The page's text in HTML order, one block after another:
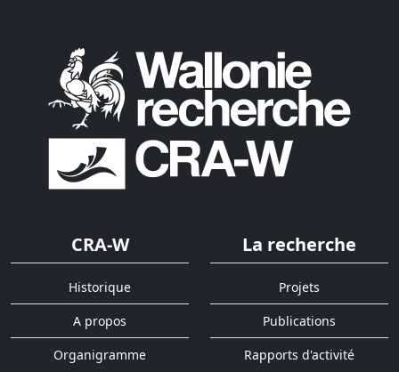
CRA-W
Historique
A propos
Organigramme
La recherche
Projets
Publications
Rapports d'activité